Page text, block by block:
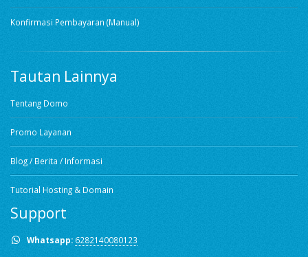
Konfirmasi Pembayaran (Manual)
Tautan Lainnya
Tentang Domo
Promo Layanan
Blog / Berita / Informasi
Tutorial Hosting & Domain
Support
Whatsapp: 6282140080123